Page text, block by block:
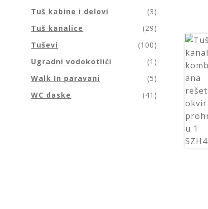
Tuš kabine i delovi
(3)
Tuš kanalice
(29)
Tuševi
(100)
Ugradni vodokotlići
(1)
Walk In paravani
(5)
WC daske
(41)